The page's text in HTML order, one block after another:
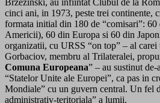
Brzezinski, au infiintat Clubul de la
cinci ani, in 1973, peste trei continente,
formata initial din 180 de “comisari”: 60
Americii), 60 din Europa si 60 din
organizatii, cu URSS “on top” – al
Gorbaciov, membru al Trilateralei,
Comuna Europeana” – au sustinut
“Statelor Unite ale Europei”, ca pas in
Mondiale” cu un guvern central. Un fel
administrativ-teritoriala” a lumii.